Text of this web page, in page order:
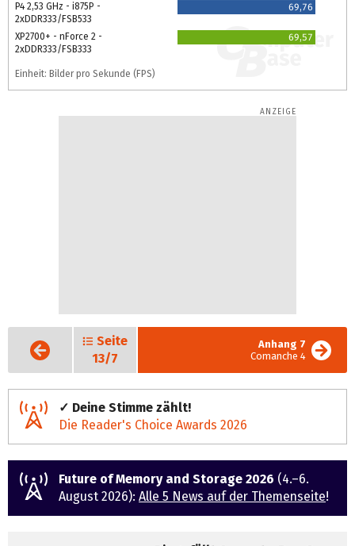
P4 2,53 GHz - i875P -
2xDDR333/FSB533
69,76
XP2700+ - nForce 2 -
2xDDR333/FSB333
69,57
Einheit: Bilder pro Sekunde (FPS)
Vorige
Seite
Seite
13/7
Anhang 7
Comanche 4
✓ Deine Stimme zählt!
Die Reader's Choice Awards 2026
Future of Memory and Storage 2026 (4.–6.
August 2026): Alle 5 News auf der Themenseite!